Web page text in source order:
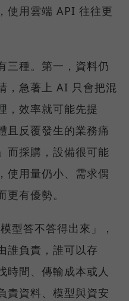
使用雲端 API 往往更
三種。第一，資料仍
，急著上 AI 只會把混
，效率就可能先提
且反覆發生的業務痛
而採購，設備很可能
使用量仍小、需求偶
有優勢。
型答不答得出來」，
誰負責，誰可以存
時間、傳輸成本或人
責資料、模型與資安